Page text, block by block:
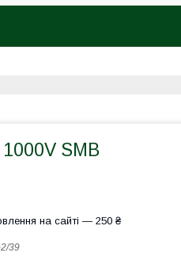
SMB
на сайті — 250 ₴
39